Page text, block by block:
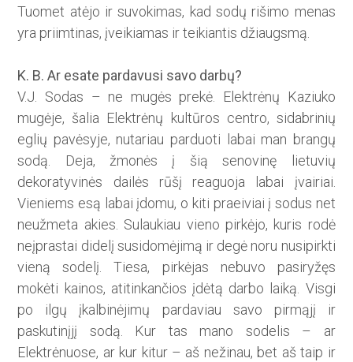
Tuomet atėjo ir suvokimas, kad sodų rišimo menas
yra priimtinas, įveikiamas ir teikiantis džiaugsmą.
K. B. Ar esate pardavusi savo darbų?
V.J. Sodas – ne mugės prekė. Elektrėnų Kaziuko
mugėje, šalia Elektrėnų kultūros centro, sidabrinių
eglių pavėsyje, nutariau parduoti labai man brangų
sodą. Deja, žmonės į šią senovinę lietuvių
dekoratyvinės dailės rūšį reaguo­ja labai įvairiai.
Vieniems esą labai įdomu, o kiti praeiviai į sodus net
neužmeta akies. Sulaukiau vieno pirkėjo, kuris rodė
neįprastai didelį susidomėjimą ir degė noru nusipirk­ti
vieną sodelį. Tiesa, pirkėjas nebuvo pasiryžęs
mokėti kainos, atitinkančios įdėtą darbo laiką. Visgi
po ilgų įkalbinėjimų pardaviau savo pirmąjį ir
paskutinįjį sodą. Kur tas mano sodelis – ar
Elektrėnuose, ar kur kitur – aš nežinau, bet aš taip ir